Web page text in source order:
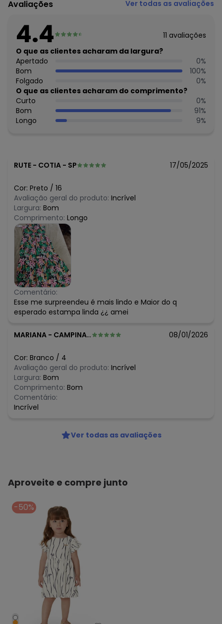
Histórico de preços
algum dia do mês, para o menor tamanho disponível.
agosto/2026
N/D*
julho/2026
junho/2026 R$ 55,95
maio/2026 N/D*
abril/2026 N/D*
março/2026
fevereiro/2026 N/D*
Avaliações Ver todas as avaliações
4.4 11 avaliações
O que as clientes acharam da largura?
Apertado
0%
Bom
100%
Folgado
0%
O que as clientes acharam do comprimento?
Curto
0%
Bom
91%
Longo
9%
RUTE - COTIA - SP 17/05/2025
Cor: Preto / 16
Avaliação geral do produto: Incrível
Largura: Bom
Comprimento: Longo
Comentário:
Esse me surpreendeu é mais lindo e Maior do q
esperado estampa linda ¿¿ amei
MARIANA - CAMPINAS - SP 08/01/2026
Cor: Branco / 4
Avaliação geral do produto: Incrível
Largura: Bom
Comprimento: Bom
Comentário:
Incrível
Ver todas as avaliações
Aproveite e compre junto
-50%